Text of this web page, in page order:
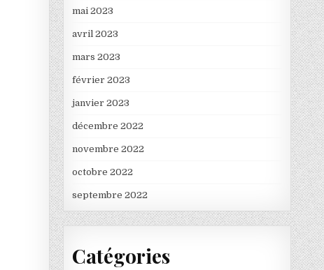
mai 2023
avril 2023
mars 2023
février 2023
janvier 2023
décembre 2022
novembre 2022
octobre 2022
septembre 2022
Catégories